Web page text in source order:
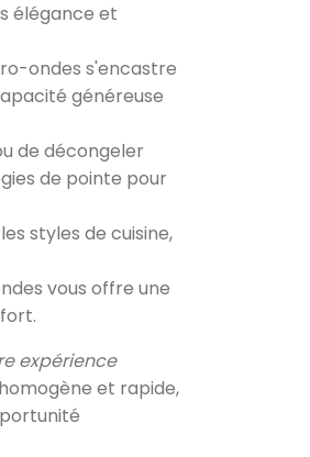
élégance et
ondes s'encastre
généreuse
de décongeler
de pointe pour
styles de cuisine,
vous offre une
expérience
et rapide,